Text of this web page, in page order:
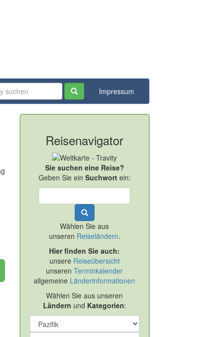
Impressum
Reisenavigator
Sie suchen eine Reise?
Geben Sie ein Suchwortein:
Wählen Sie aus
unseren Reiseländern.
Hier finden Sie auch:
unsere Reiseübersicht
unserenTerminkalender
allgemeine Länderinformationen
Wählen Sie aus unseren
Ländern und Kategorien: